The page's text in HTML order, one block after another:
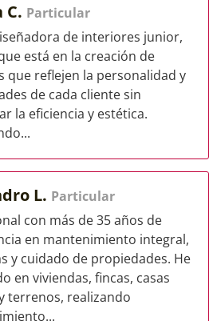
C. Particular
de interiores junior,
está en la creación de
que reflejen la personalidad y
de cada cliente sin
la eficiencia y estética.
L. Particular
con más de 35 años de
en mantenimiento integral,
y cuidado de propiedades. He
en viviendas, fincas, casas
terrenos, realizando